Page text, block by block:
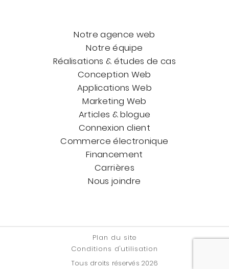
Notre agence web
Notre équipe
Réalisations & études de cas
Conception Web
Applications Web
Marketing Web
Articles & blogue
Connexion client
Commerce électronique
Financement
Carrières
Nous joindre
Plan du site
Conditions d'utilisation
Tous droits réservés2026